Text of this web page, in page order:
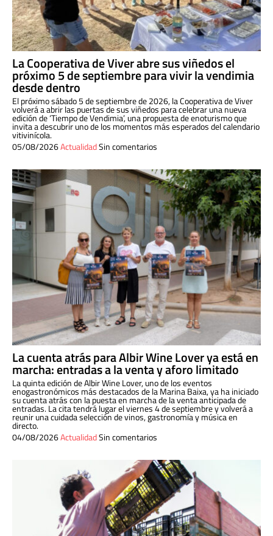
La Cooperativa de Viver abre sus viñedos el
próximo 5 de septiembre para vivir la vendimia
desde dentro
El próximo sábado 5 de septiembre de 2026, la Cooperativa de Viver
volverá a abrir las puertas de sus viñedos para celebrar una nueva
edición de ‘Tiempo de Vendimia’, una propuesta de enoturismo que
invita a descubrir uno de los momentos más esperados del calendario
vitivinícola.
05/08/2026ActualidadSin comentarios
La cuenta atrás para Albir Wine Lover ya está en
marcha: entradas a la venta y aforo limitado
La quinta edición de Albir Wine Lover, uno de los eventos
enogastronómicos más destacados de la Marina Baixa, ya ha iniciado
su cuenta atrás con la puesta en marcha de la venta anticipada de
entradas. La cita tendrá lugar el viernes 4 de septiembre y volverá a
reunir una cuidada selección de vinos, gastronomía y música en
directo.
04/08/2026ActualidadSin comentarios